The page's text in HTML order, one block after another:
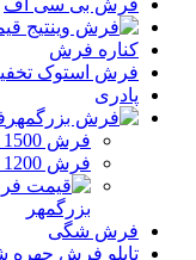
فرش بی سی اف
کناره فرش
فرش استوک
پادری
فرش 1500 شانه بزرگمهر
فرش 1200 شانه بزرگمهر
بزرگمهر
فرش شگی
تابلو فرش